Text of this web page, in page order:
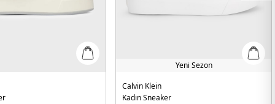
Yeni Sezon
Calvin Klein
Kadın Sneaker